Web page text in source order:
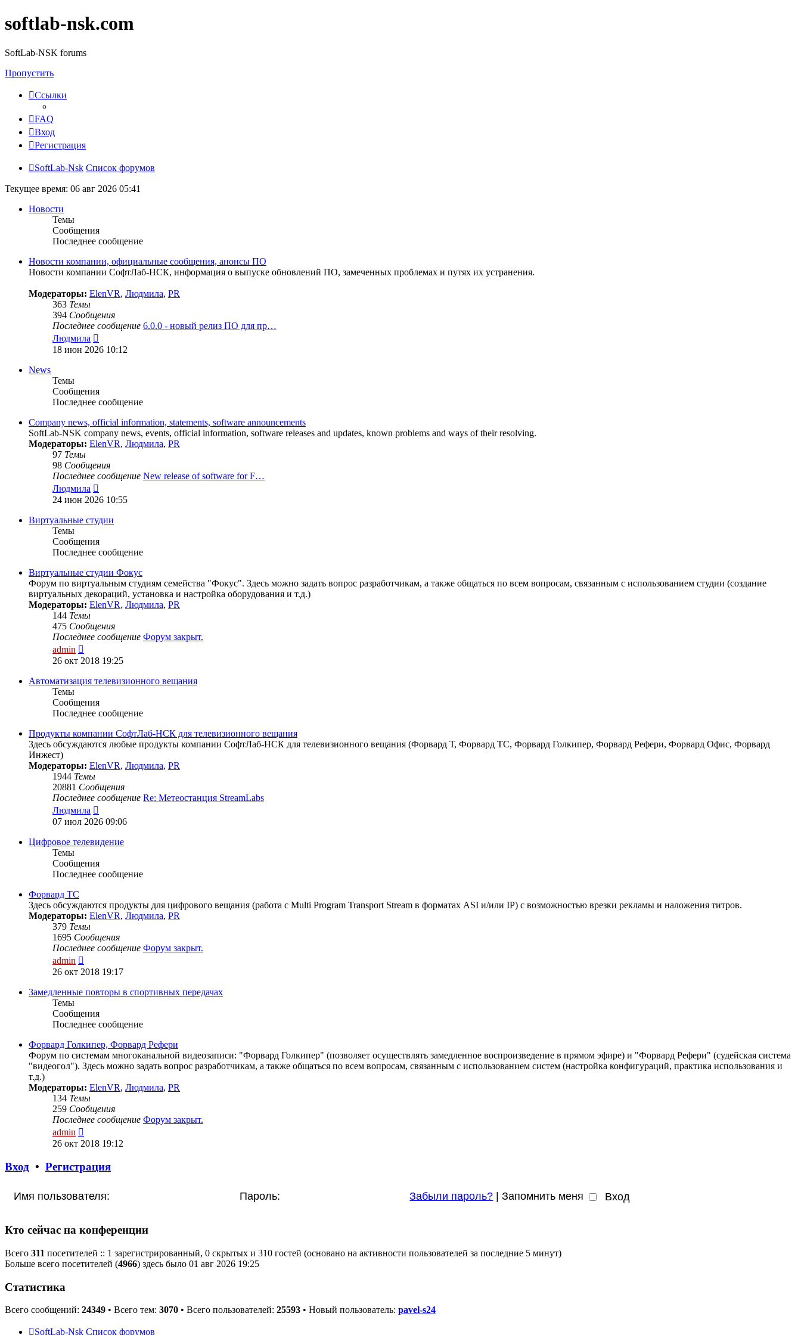
softlab-nsk.com
SoftLab-NSK forums
Пропустить
Ссылки
FAQ
Вход
Регистрация
SoftLab-Nsk Список форумов
Текущее время: 06 авг 2026 05:41
Новости
Темы
Сообщения
Последнее сообщение
Новости компании, официальные сообщения, анонсы ПО
Новости компании СофтЛаб-НСК, информация о выпуске обновлений ПО, замеченных проблемах и путях их устранения.
Модераторы: ElenVR, Людмила, PR
363 Темы
394 Сообщения
Последнее сообщение 6.0.0 - новый релиз ПО для пр…
Людмила
к
18 июн 2026 10:12
News
Темы
Сообщения
Последнее сообщение
Company news, official information, statements, software announcements
SoftLab-NSK company news, events, official information, software releases and updates, known problems and ways of their resolving.
Модераторы: ElenVR, Людмила, PR
97 Темы
98 Сообщения
Последнее сообщение New release of software for F…
Людмила
к
сообщению
24 июн 2026 10:55
Виртуальные студии
Темы
Сообщения
Последнее сообщение
Виртуальные студии Фокус
Форум по виртуальным студиям семейства "Фокус". Здесь можно задать вопрос разработчикам, а также общаться по всем вопросам, связанным с использованием студии (создание
виртуальных декораций, установка и настройка оборудования и т.д.)
Модераторы: ElenVR, Людмила, PR
144 Темы
475 Сообщения
Последнее сообщение Форум закрыт.
admin
к
сообщению
26 окт 2018 19:25
Автоматизация телевизионного вещания
Темы
Сообщения
Последнее сообщение
Продукты компании СофтЛаб-НСК для телевизионного вещания
Здесь обсуждаются любые продукты компании СофтЛаб-НСК для телевизионного вещания (Форвард Т, Форвард ТС, Форвард Голкипер, Форвард Рефери, Форвард Офис, Форвард
Инжест)
Модераторы: ElenVR, Людмила, PR
1944 Темы
20881 Сообщения
Последнее сообщение Re: Метеостанция StreamLabs
Людмила
к
сообщению
07 июл 2026 09:06
Цифровое телевидение
Темы
Сообщения
Последнее сообщение
Форвард ТС
Здесь обсуждаются продукты для цифрового вещания (работа с Multi Program Transport Stream в форматах ASI и/или IP) с возможностью врезки рекламы и наложения титров.
Модераторы: ElenVR, Людмила, PR
379 Темы
1695 Сообщения
Последнее сообщение Форум закрыт.
admin
к
сообщению
26 окт 2018 19:17
Замедленные повторы в спортивных передачах
Темы
Сообщения
Последнее сообщение
Форвард Голкипер, Форвард Рефери
Форум по системам многоканальной видеозаписи: "Форвард Голкипер" (позволяет осуществлять замедленное воспроизведение в прямом эфире) и "Форвард Рефери" (судейская система
"видеогол"). Здесь можно задать вопрос разработчикам, а также общаться по всем вопросам, связанным с использованием систем (настройка конфигураций, практика использования и
т.д.)
Модераторы: ElenVR, Людмила, PR
134 Темы
259 Сообщения
Последнее сообщение Форум закрыт.
admin
к
26 окт 2018 19:12
Вход • Регистрация
Имя пользователя: Пароль: Забыли пароль? Запомнить меня
Кто сейчас на конференции
Всего 311 посетителей :: 1 зарегистрированный, 0 скрытых и 310 гостей (основано на активности пользователей за последние 5 минут)
Больше всего посетителей (4966) здесь было 01 авг 2026 19:25
Статистика
Всего сообщений: 24349 • Всего тем: 3070 • Всего пользователей: 25593 • Новый пользователь: pavel-s24
SoftLab-Nsk Список форумов